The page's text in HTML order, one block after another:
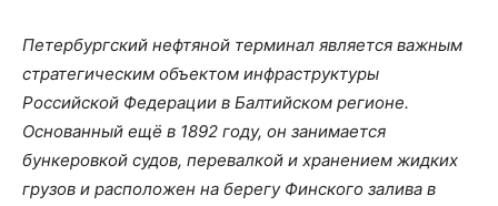
Петербургский нефтяной терминал является важным
стратегическим объектом инфраструктуры
Российской Федерации в Балтийском регионе.
Основанный ещё в 1892 году, он занимается
бункеровкой судов, перевалкой и хранением жидких
грузов и расположен на берегу Финского залива в